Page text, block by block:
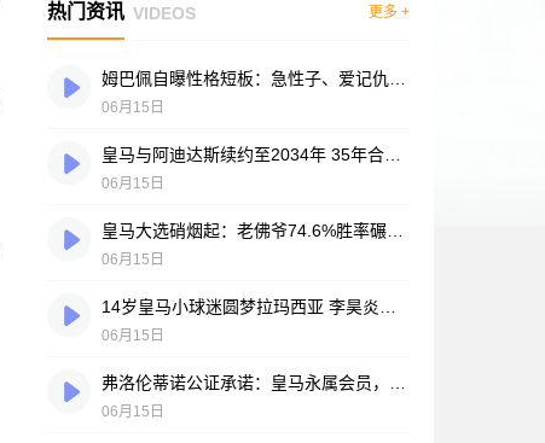
热门资讯 VIDEOS 更多 +
06月15日
06月15日
06月15日
06月15日
06月15日